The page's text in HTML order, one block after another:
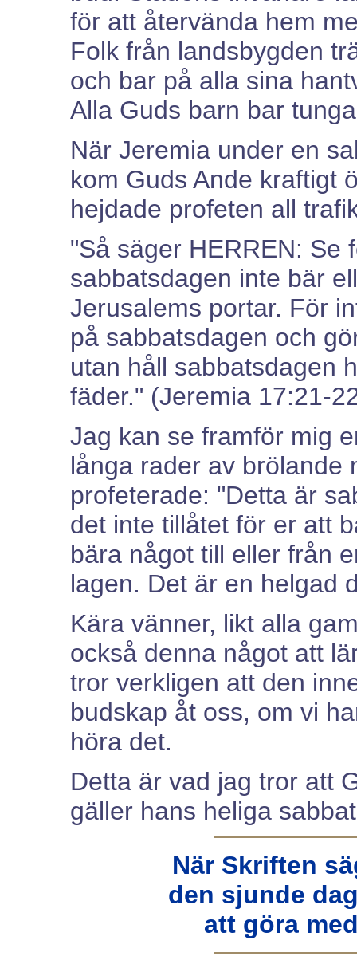
för att återvända hem
Folk från landsbygden
och bar på alla sina
Alla Guds barn bar
När Jeremia under en
kom Guds Ande kraftigt
hejdade profeten all
"Så säger HERREN: Se
sabbatsdagen inte bär
Jerusalems portar. För
på sabbatsdagen och
utan håll sabbatsdagen
fäder." (Jeremia 17:21-
Jag kan se framför mig
långa rader av brölande
profeterade: "Detta är
det inte tillåtet för er att
bära något till eller från
lagen. Det är en helgad
Kära vänner, likt alla
också denna något att
tror verkligen att den
budskap åt oss, om vi
höra det.
Detta är vad jag tror att
gäller hans heliga
När Skriften
den sjunde
att göra